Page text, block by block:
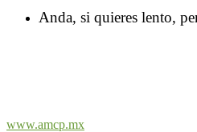
Anda, si quieres lento,
www.amcp.mx